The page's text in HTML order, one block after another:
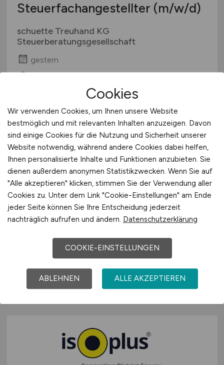
Steuerfachangestellter (m/w/d)
schuette Treuhand KG
Steuerberatungsgesellschaft
gestern
Senior Group Financial Controller
/ Finanz-& Beteiligungscontroller
(m/w/d)
ISOPLUS Group
Rosenheim
Cookies
Wir verwenden Cookies, um Ihnen unsere Website
bestmöglich und mit relevanten Inhalten anzuzeigen. Davon
sind einige Cookies für die Nutzung und Sicherheit unserer
Website notwendig, während andere Cookies dabei helfen,
Ihnen personalisierte Inhalte und Funktionen anzubieten. Sie
dienen außerdem anonymen Statistikzwecken. Wenn Sie auf
"Alle akzeptieren" klicken, stimmen Sie der Verwendung aller
Cookies zu. Unter dem Link "Cookie-Einstellungen" am Ende
jeder Seite können Sie Ihre Entscheidung jederzeit
nachträglich aufrufen und ändern. Datenschutzerklärung
COOKIE-EINSTELLUNGEN
ABLEHNEN ALLE AKZEPTIEREN